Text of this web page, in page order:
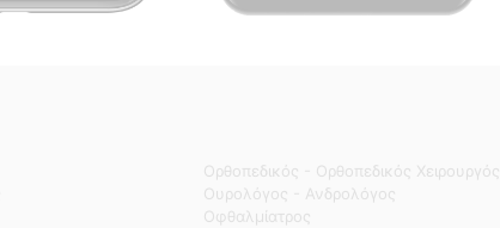
Ορθοπεδικός - Ορθοπεδικός Χειρουργός
Ουρολόγος - Ανδρολόγος
Οφθαλμίατρος